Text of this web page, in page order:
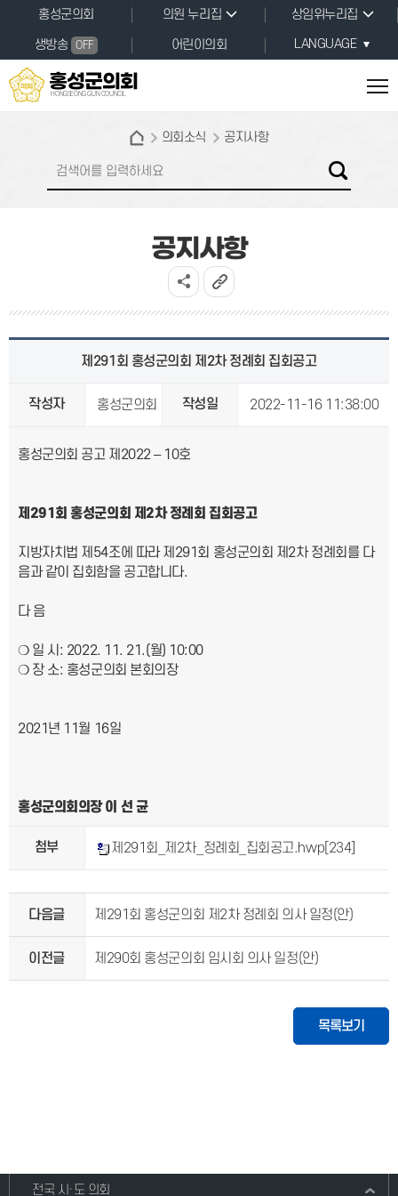
본문바로가기
홍성군의회 의원 누리집
상임위누리집
생방송
OFF 어린이의회 LANGUAGE
홍성군의회
HONGSEONG GUN COUNCIL
의회소식 공지사항
공지사항
제291회 홍성군의회 제2차 정례회 집회공고
작성자 홍성군의회 작성일 2022-11-16 11:38:00
홍성군의회 공고 제2022 – 10호
제 291 회 홍성군의회 제2차 정례회 집회공고
지방자치법 제54조에 따라 제291회 홍성군의회 제2차 정례회를 다
음과 같이 집회함을 공고합니다.
다 음
❍ 일 시: 2022. 11. 21.(월) 10:00
❍ 장 소: 홍성군의회 본회의장
2021년 11월 16일
홍성군의회의장 이 선 균
첨부 제291회_제2차_정례회_집회공고.hwp [234]
다음글 제291회 홍성군의회 제2차 정례회 의사 일정(안)
이전글 제290회 홍성군의회 임시회 의사 일정(안)
목록보기
전국 시·도 의회